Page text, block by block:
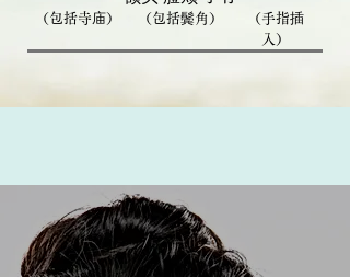
（包括寺庙） （包括鬓角）
（手指插
入）